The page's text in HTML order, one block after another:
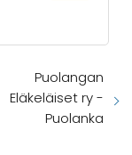
Puolangan
Eläkeläiset ry -
Puolanka